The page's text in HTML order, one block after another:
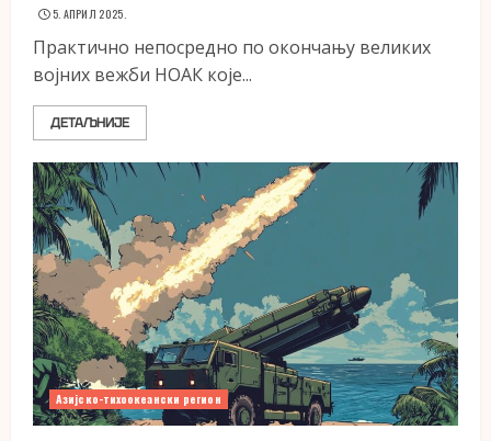
5. АПРИЛ 2025.
Практично непосредно по окончању великих
војних вежби НОАК које...
ДЕТАЉНИЈЕ
Азијско-тихоокеански регион